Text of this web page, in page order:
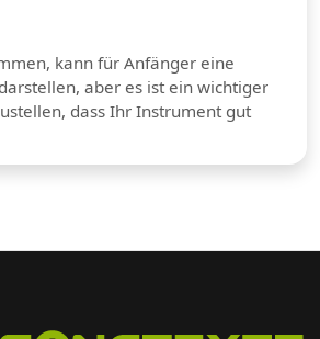
kann für Anfänger eine
aber es ist ein wichtiger
dass Ihr Instrument gut